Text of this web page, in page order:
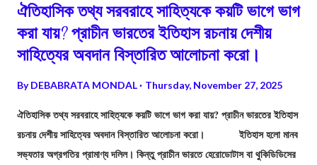
ঐতিহাসিক তথ্য সরবরাহে সাহিত্যকে কয়টি ভাগে ভাগ
করা যায়? প্রাচীন ভারতের ইতিহাস রচনায় দেশীয়
সাহিত্যের অবদান বিস্তারিত আলোচনা করো।
ByDEBABRATA MONDAL Thursday, November 27, 2025
ঐতিহাসিক তথ্য সরবরাহে সাহিত্যকে কয়টি ভাগে ভাগ করা যায়? প্রাচীন ভারতের ইতিহাস
রচনায় দেশীয় সাহিত্যের অবদান বিস্তারিত আলোচনা করো। ইতিহাস হলো মানব
সভ্যতার অগ্রগতির প্রামাণ্য দলিল। কিন্তু প্রাচীন ভারতে হেরোডোটাস বা থুকিডিডিসের